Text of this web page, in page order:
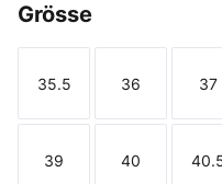
Grösse
Größe
35.5
Größe
36 37
Größe
39
Größe
40